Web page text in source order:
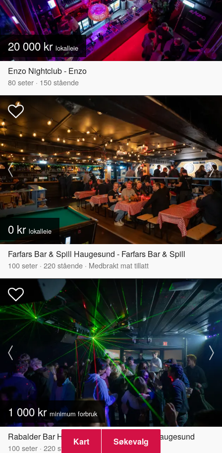
20 000 kr lokalleie
Enzo Nightclub - Enzo
80seter · 150stående
0 kr lokalleie
Farfars Bar & Spill Haugesund - Farfars Bar & Spill
100seter · 220stående · Medbrakt mat tillatt
1 000 kr minimum forbruk
Rabalder Bar Haugesund - Rabalder Bar Haugesund
100seter · 220stående·Medbrakt mat tillatt
Kart Søkevalg